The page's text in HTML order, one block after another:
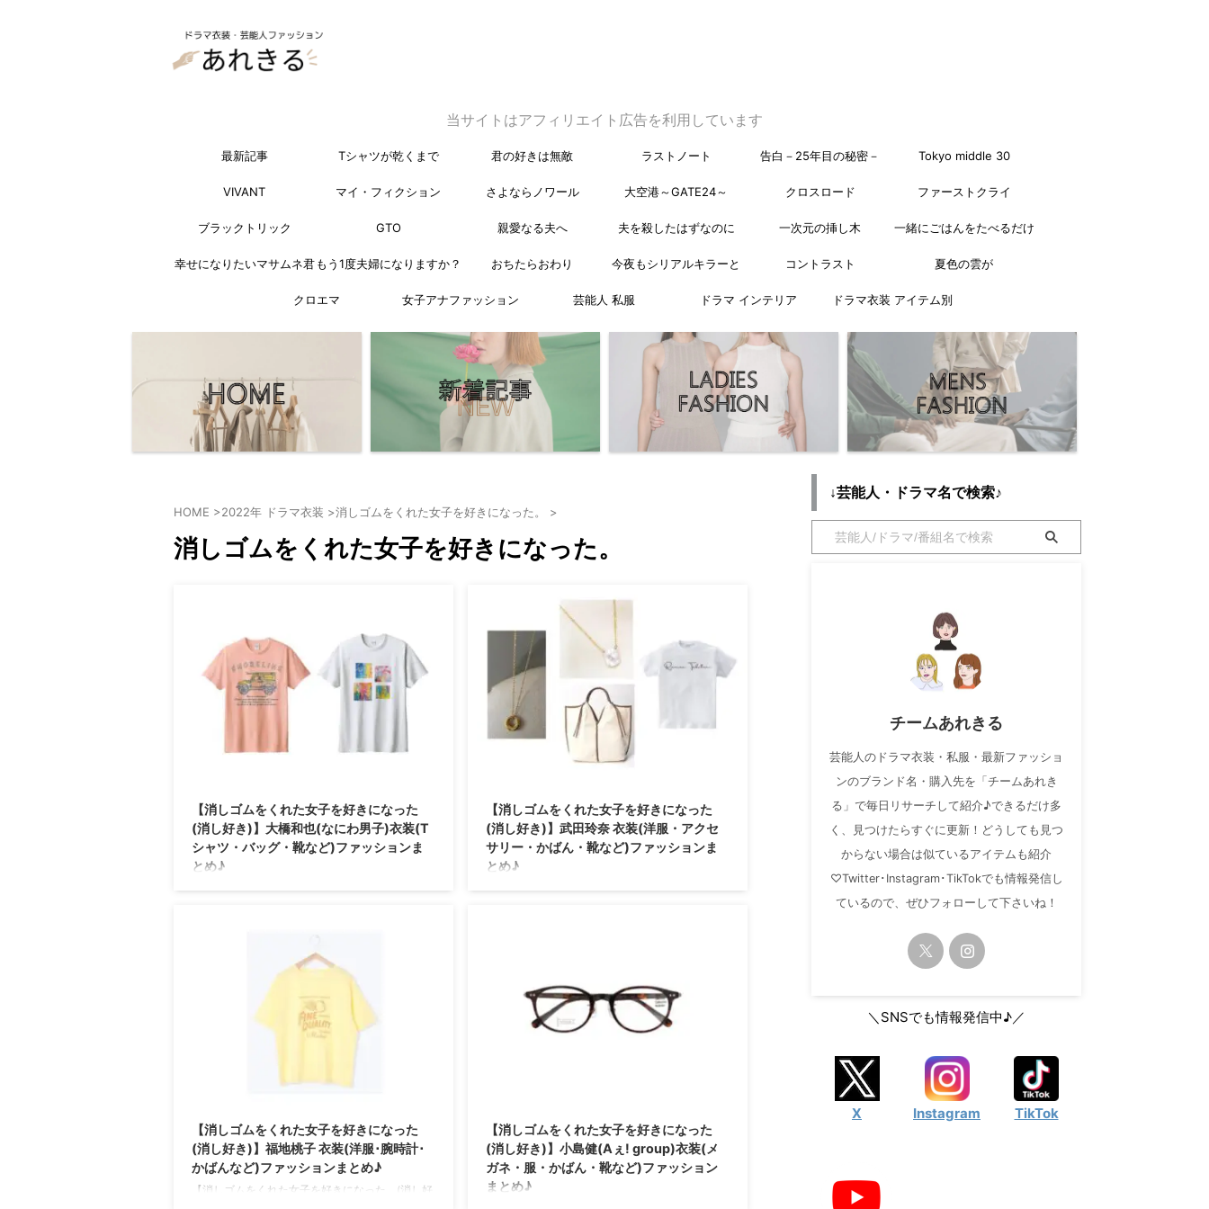
当サイトはアフィリエイト広告を利用しています
最新記事 Tシャツが乾くまで 君の好きは無敵 ラストノート 告白－25年目の秘密－ Tokyo middle 30
VIVANT マイ・フィクション さよならノワール 大空港～GATE24～ クロスロード ファーストクライ
ブラックトリック GTO 親愛なる夫へ 夫を殺したはずなのに 一次元の挿し木 一緒にごはんをたべるだけ
幸せになりたいマサムネ君 もう1度夫婦になりますか？ おちたらおわり 今夜もシリアルキラーと コントラスト 夏色の雲が
クロエマ 女子アナファッション 芸能人 私服 ドラマ インテリア ドラマ衣装 アイテム別
HOME >2022年 ドラマ衣装 >消しゴムをくれた女子を好きになった。 >
消しゴムをくれた女子を好きになった。
【消しゴムをくれた女子を好きになった
(消し好き)】大橋和也(なにわ男子)衣装(T
シャツ・バッグ・靴など)ファッションま
とめ♪
まとめていきます(随時更新) 主題歌はなにわ男子
の 『Timeless Love』です♪ 大橋和也さんのプロ
フィール（年齢・身長）過去に出演したドラマの
衣装 生年月日 1997年8月9日(歳) 身長 167 cm 映画
衣装 君がトクベツ ⇒ 大橋和也さんの衣装を全部
【消しゴムをくれた女子を好きになった
(消し好き)】武田玲奈 衣装(洋服・アクセ
サリー・かばん・靴など)ファッションま
とめ♪
【消しゴムをくれた女子を好きになった
(消し好き)】福地桃子 衣装(洋服･腕時計･
かばんなど)ファッションまとめ♪
【消しゴムをくれた女子を好きになった。(消し好
【消しゴムをくれた女子を好きになった
(消し好き)】小島健(Aぇ! group)衣装(メ
ガネ・服・かばん・靴など)ファッション
まとめ♪
↓芸能人・ドラマ名で検索♪
チームあれきる
芸能人のドラマ衣装・私服・最新ファッショ
ンのブランド名・購入先を「チームあれき
る」で毎日リサーチして紹介♪できるだけ多
く、見つけたらすぐに更新！どうしても見つ
からない場合は似ているアイテムも紹介
♡Twitter･Instagram･TikTokでも情報発信し
ているので、ぜひフォローして下さいね！
＼SNSでも情報発信中♪／
X Instagram TikTok